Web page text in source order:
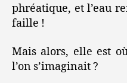
phréatique, et l’eau
faille !
Mais alors, elle est
l’on s’imaginait ?